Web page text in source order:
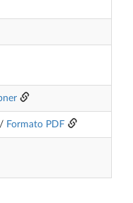
/ Formato PDF